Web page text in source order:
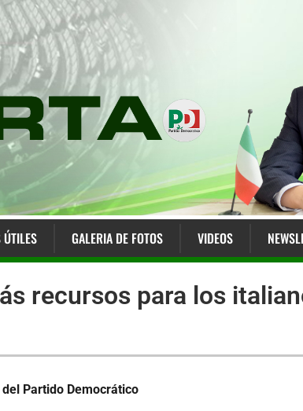
GALERIA DE FOTOS VIDEOS
recursos para los
Partido Democrático